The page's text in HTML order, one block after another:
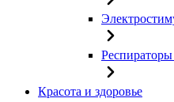
Красота и здоровье